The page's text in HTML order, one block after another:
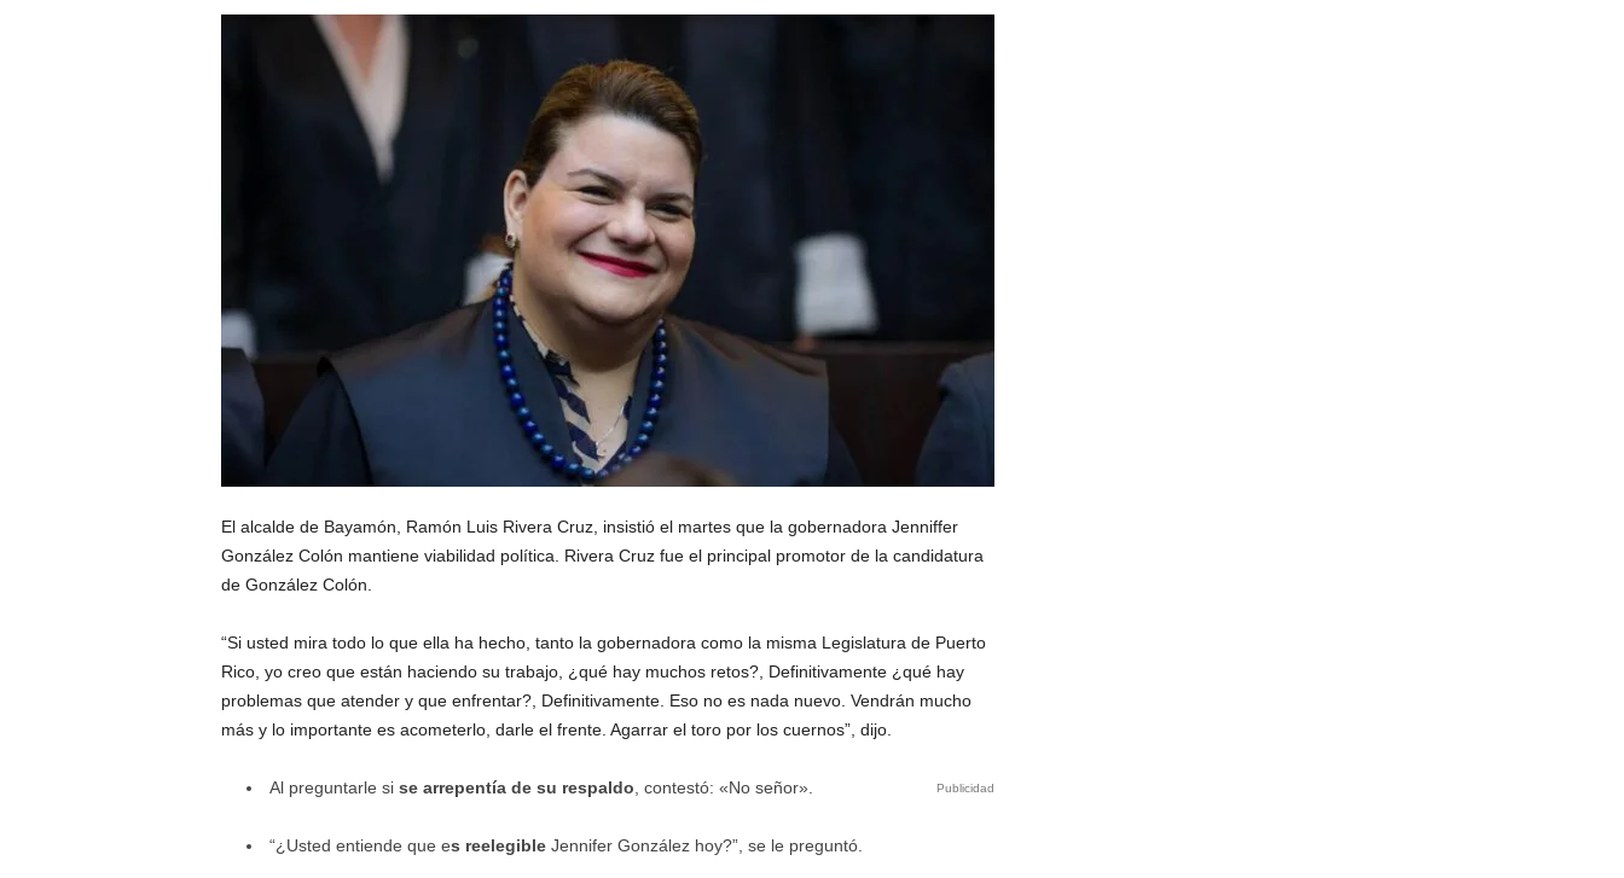
El alcalde de Bayamón, Ramón Luis Rivera Cruz, insistió el martes que la gobernadora Jenniffer
González Colón mantiene viabilidad política. Rivera Cruz fue el principal promotor de la candidatura
de González Colón.
“Si usted mira todo lo que ella ha hecho, tanto la gobernadora como la misma Legislatura de Puerto
Rico, yo creo que están haciendo su trabajo, ¿qué hay muchos retos?, Definitivamente ¿qué hay
problemas que atender y que enfrentar?, Definitivamente. Eso no es nada nuevo. Vendrán mucho
más y lo importante es acometerlo, darle el frente. Agarrar el toro por los cuernos”, dijo.
Publicidad
Al preguntarle si se arrepentía de su respaldo , contestó: «No señor».
“¿Usted entiende que es reelegibleJennifer González hoy?”, se le preguntó.